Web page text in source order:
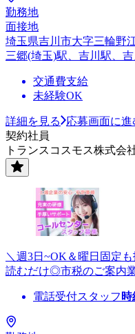
勤務地
面接地
埼玉県吉川市大字三輪野
三郷(埼玉)駅、吉川駅、
交通費支給
未経験OK
詳細を見る
応募画面に進
契約社員
トランスコスモス株式会
＼週3日~OK＆曜日固定
読むだけ◎市税のご案内
電話受付スタッフ 時